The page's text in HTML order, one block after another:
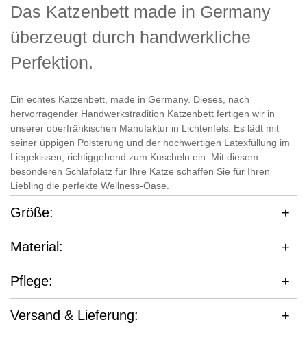
Das Katzenbett made in Germany
überzeugt durch handwerkliche
Perfektion.
Ein echtes Katzenbett, made in Germany. Dieses, nach
hervorragender Handwerkstradition Katzenbett fertigen wir in
unserer oberfränkischen Manufaktur in Lichtenfels. Es lädt mit
seiner üppigen Polsterung und der hochwertigen Latexfüllung im
Liegekissen, richtiggehend zum Kuscheln ein. Mit diesem
besonderen Schlafplatz für Ihre Katze schaffen Sie für Ihren
Liebling die perfekte Wellness-Oase.
Größe:
Material:
Pflege:
Versand & Lieferung: